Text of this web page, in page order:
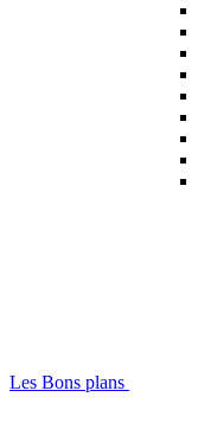
Les Bons plans